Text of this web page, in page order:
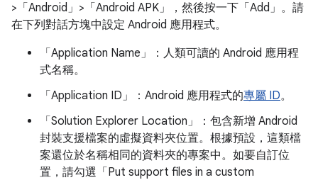
>「Android」>「Android APK」
，然後按一下「Add」 。請
在下列對話方塊中設定 Android 應用程式。
「Application Name」
：人類可讀的 Android 應用程
式名稱。
「Application ID」
：Android 應用程式的專屬 ID。
「Solution Explorer Location」
：包含新增 Android
封裝支援檔案的虛擬資料夾位置。根據預設，這類檔
案還位於名稱相同的資料夾的專案中。如要自訂位
置，請勾選「Put support files in a custom